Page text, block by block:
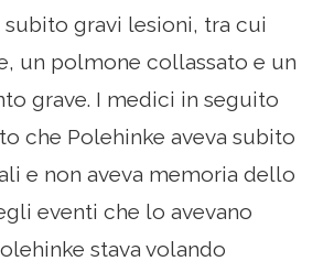
subito gravi lesioni, tra cui
un polmone collassato e un
grave. I medici in seguito
che Polehinke aveva subito
e non aveva memoria dello
eventi che lo avevano
stava volando